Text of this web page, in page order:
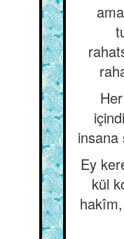
insana
Ey
kül
hakîm,